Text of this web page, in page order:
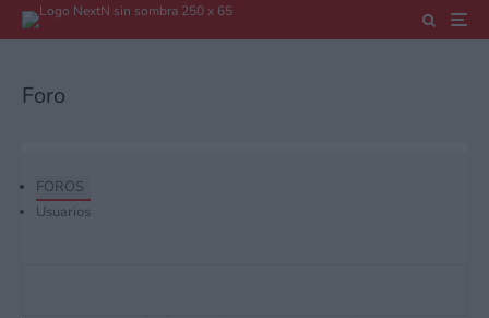
Foro
FOROS
Usuarios